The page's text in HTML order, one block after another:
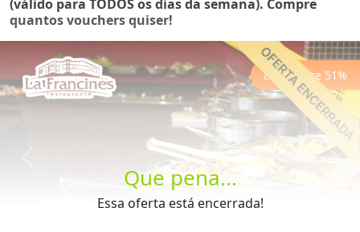
Que pena...
Essa oferta está encerrada!
(válido para TODOS os dias da semana). Compre
quantos vouchers quiser!
Economize 51%